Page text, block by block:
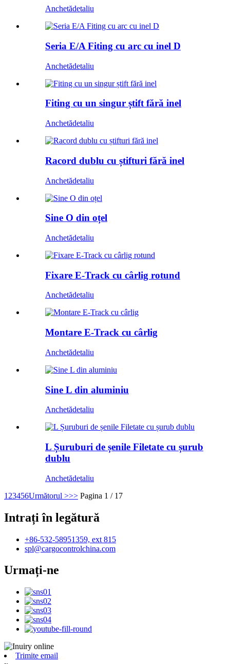
Anchetădetaliu
Seria E/A Fiting cu arc cu inel D
Anchetădetaliu
Fiting cu un singur știft fără inel
Anchetădetaliu
Racord dublu cu știfturi fără inel
Anchetădetaliu
Sine O din oțel
Anchetădetaliu
Fixare E-Track cu cârlig rotund
Anchetădetaliu
Montare E-Track cu cârlig
Anchetădetaliu
Sine L din aluminiu
Anchetădetaliu
L Șuruburi de șenile Filetate cu șurub
dublu
Anchetădetaliu
1 23456Următorul >>> Pagina 1 / 17
Intrați în legătură
+86-532-58951359, ext 815
spl@cargocontrolchina.com
Urmați-ne
Trimite email